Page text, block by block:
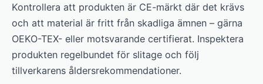
Kontrollera att produkten är CE-märkt där det krävs
och att material är fritt från skadliga ämnen – gärna
OEKO-TEX- eller motsvarande certifierat. Inspektera
produkten regelbundet för slitage och följ
tillverkarens åldersrekommendationer.